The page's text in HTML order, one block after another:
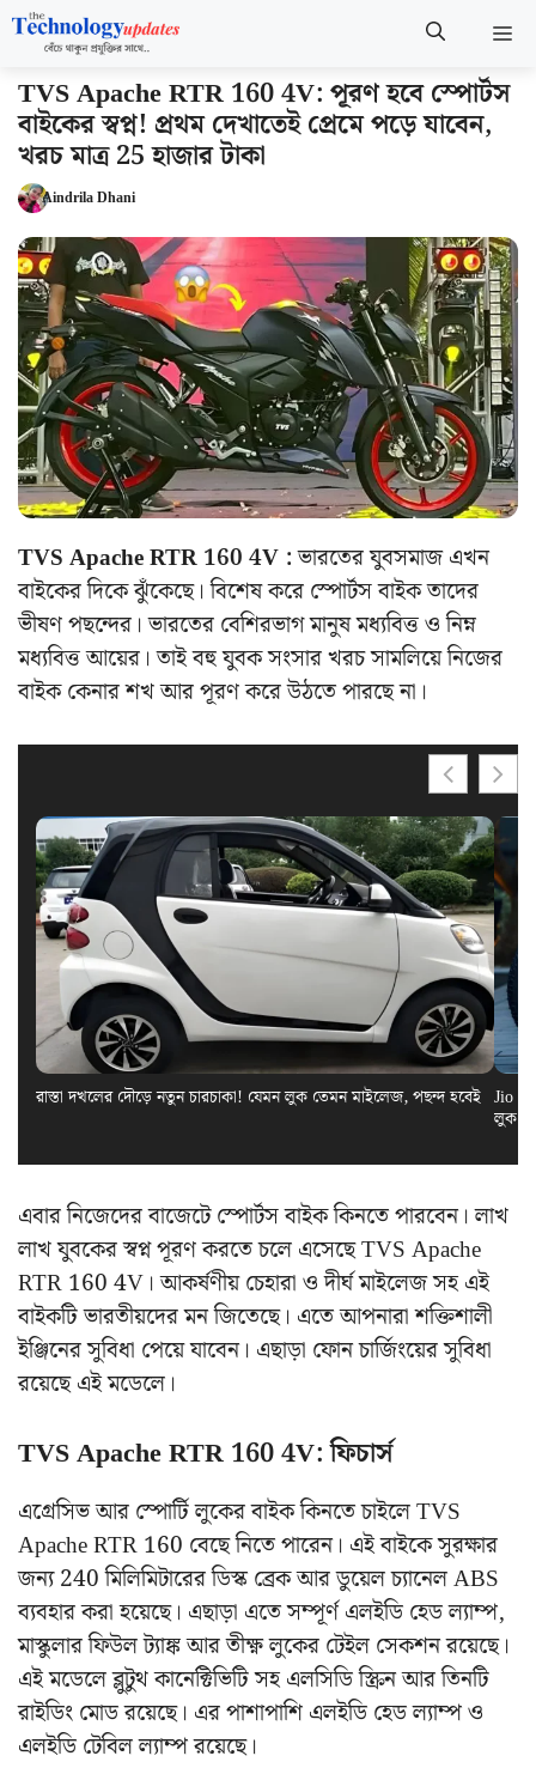
Skip
content
TVS Apache RTR 160 4V: পূরণ হবে স্পোর্টস
বাইকের স্বপ্ন! প্রথম দেখাতেই প্রেমে পড়ে যাবেন,
খরচ মাত্র 25 হাজার টাকা
Aindrila Dhani
TVS Apache RTR 160 4V :ভারতের যুবসমাজ এখন
বাইকের দিকে ঝুঁকেছে। বিশেষ করে স্পোর্টস বাইক তাদের
ভীষণ পছন্দের। ভারতের বেশিরভাগ মানুষ মধ্যবিত্ত ও নিম্ন
মধ্যবিত্ত আয়ের। তাই বহু যুবক সংসার খরচ সামলিয়ে নিজের
বাইক কেনার শখ আর পূরণ করে উঠতে পারছে না।
রাস্তা দখলের দৌড়ে নতুন চারচাকা! যেমন লুক তেমন মাইলেজ, পছন্দ হবেই Jio
লুক
এবার নিজেদের বাজেটে স্পোর্টস বাইক কিনতে পারবেন। লাখ
লাখ যুবকের স্বপ্ন পূরণ করতে চলে এসেছে TVS Apache
RTR 160 4V। আকর্ষণীয় চেহারা ও দীর্ঘ মাইলেজ সহ এই
বাইকটি ভারতীয়দের মন জিতেছে। এতে আপনারা শক্তিশালী
ইঞ্জিনের সুবিধা পেয়ে যাবেন। এছাড়া ফোন চার্জিংয়ের সুবিধা
রয়েছে এই মডেলে।
TVS Apache RTR 160 4V: ফিচার্স
এগ্রেসিভ আর স্পোর্টি লুকের বাইক কিনতে চাইলে TVS
Apache RTR 160 বেছে নিতে পারেন। এই বাইকে সুরক্ষার
জন্য 240 মিলিমিটারের ডিস্ক ব্রেক আর ডুয়েল চ্যানেল ABS
ব্যবহার করা হয়েছে। এছাড়া এতে সম্পূর্ণ এলইডি হেড ল্যাম্প,
মাস্কুলার ফিউল ট্যাঙ্ক আর তীক্ষ্ণ লুকের টেইল সেকশন রয়েছে।
এই মডেলে ব্লুটুথ কানেক্টিভিটি সহ এলসিডি স্ক্রিন আর তিনটি
রাইডিং মোড রয়েছে। এর পাশাপাশি এলইডি হেড ল্যাম্প ও
এলইডি টেবিল ল্যাম্প রয়েছে।